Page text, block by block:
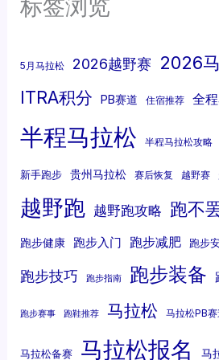
标签浏览
5月马拉松 2026越野赛 2026
ITRA积分 PB赛道 住宿推荐 全
半程马拉松 半程马拉松攻略
新手跑步 贵州马拉松 赛后恢复 越野赛
越野跑 越野跑攻略 跑不
跑步健康 跑步入门 跑步减肥 跑步
跑步技巧 跑步指南 跑步装备
跑步赛事 跑鞋推荐 马拉松 马拉松PB赛
马拉松备赛 马拉松报名 马